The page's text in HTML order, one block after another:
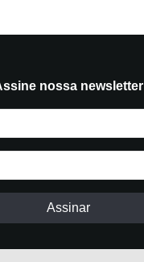
nossa newsletter